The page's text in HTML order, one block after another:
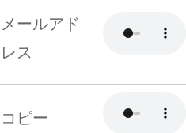
メールアド
レス
コピー